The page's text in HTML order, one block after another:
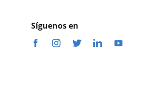
Síguenos en